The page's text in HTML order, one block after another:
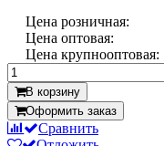
Цена розничная:
Цена оптовая:
Цена крупнооптовая:
В корзину
Оформить заказ
Сравнить